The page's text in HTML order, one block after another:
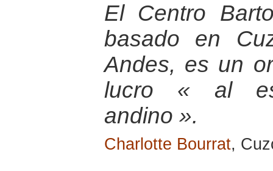
El Centro
basado en
Andes, es un
lucro « al
andino ».
Charlotte Bourrat,